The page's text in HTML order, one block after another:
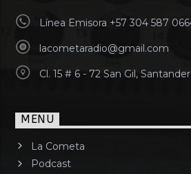
Línea Emisora +57 304 587
lacometaradio@gmail.com
Cl. 15 # 6 - 72 San Gil, Santander
MENU
La Cometa
Podcast